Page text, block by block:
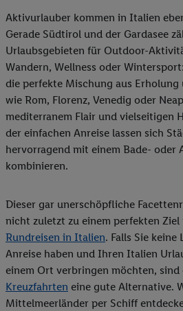
Aktivurlauber kommen in Italien
Gerade Südtirol und der Gardasee
Urlaubsgebieten für Outdoor-
Wandern, Wellness oder
die perfekte Mischung aus
wie Rom, Florenz, Venedig oder
mediterranem Flair und vielseitigen
der einfachen Anreise lassen sich
hervorragend mit einem Bade-
kombinieren.
Dieser gar unerschöpfliche
nicht zuletzt zu einem perfekten
Rundreisen in Italien. Falls Sie keine
Anreise haben und Ihren Italien
einem Ort verbringen möchten, sind
Kreuzfahrten eine gute Alternative.
Mittelmeerländer per Schiff